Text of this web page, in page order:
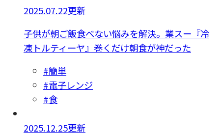
2025.07.22更新
子供が朝ご飯食べない悩みを解決。業スー『冷
凍トルティーヤ』巻くだけ朝食が神だった
#簡単
#電子レンジ
#食
2025.12.25更新